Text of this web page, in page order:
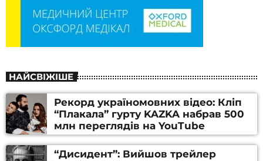
НАЙСВІЖІШЕ
Рекорд україномовних відео: Кліп
“Плакала” гурту KAZKA набрав 500
млн переглядів на YouTube
“Дисидент”: Вийшов трейлер